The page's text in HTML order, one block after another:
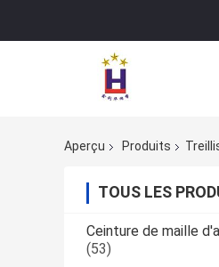
Aperçu Produits
TOUS LES
Ceinture de maille
(53)